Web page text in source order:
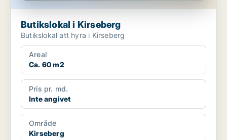
Butikslokal i Kirseberg
Butikslokal att hyra i Kirseberg
Areal
Ca. 60 m2
Pris pr. md.
Inte angivet
Område
Kirseberg